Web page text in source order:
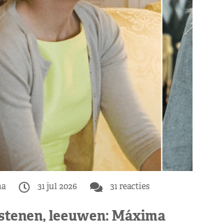
31 jul 2026 31 reacties
leeuwen: Máxima